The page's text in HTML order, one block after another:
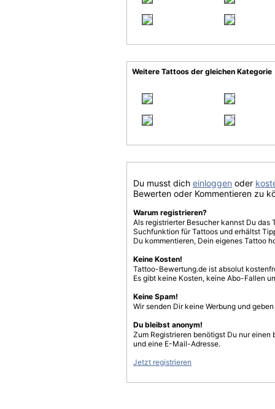
Weitere Tattoos der gleichen Kategorie
Du musst dich einloggen oder
Bewerten oder Kommentieren zu
Warum registrieren?
Als registrierter Besucher kannst Du
Suchfunktion für Tattoos und erhältst
Du kommentieren, Dein eigenes Tattoo
Keine Kosten!
Tattoo-Bewertung.de ist absolut
Es gibt keine Kosten, keine Abo-Fallen
Keine Spam!
Wir senden Dir keine Werbung und
Du bleibst anonym!
Zum Registrieren benötigst Du nur einen
und eine E-Mail-Adresse.
Jetzt registrieren